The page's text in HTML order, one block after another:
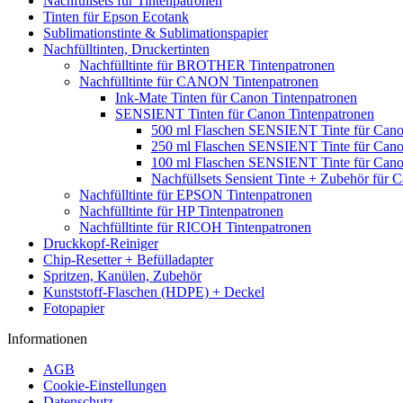
Tinten für Epson Ecotank
Sublimationstinte & Sublimationspapier
Nachfülltinten, Druckertinten
Nachfülltinte für BROTHER Tintenpatronen
Nachfülltinte für CANON Tintenpatronen
Ink-Mate Tinten für Canon Tintenpatronen
SENSIENT Tinten für Canon Tintenpatronen
500 ml Flaschen SENSIENT Tinte für
250 ml Flaschen SENSIENT Tinte für
100 ml Flaschen SENSIENT Tinte für
Nachfüllsets Sensient Tinte + Zubehör für
Nachfülltinte für EPSON Tintenpatronen
Nachfülltinte für HP Tintenpatronen
Nachfülltinte für RICOH Tintenpatronen
Druckkopf-Reiniger
Chip-Resetter + Befülladapter
Spritzen, Kanülen, Zubehör
Kunststoff-Flaschen (HDPE) + Deckel
Fotopapier
Informationen
AGB
Cookie-Einstellungen